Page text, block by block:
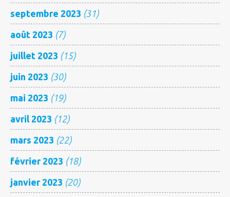
septembre 2023 (31)
août 2023 (7)
juillet 2023 (15)
juin 2023 (30)
mai 2023 (19)
avril 2023 (12)
mars 2023 (22)
février 2023 (18)
janvier 2023 (20)